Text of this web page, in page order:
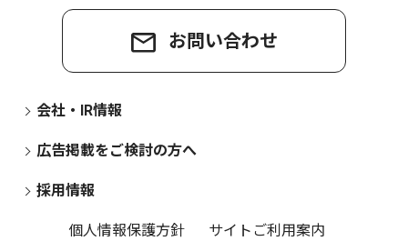
お問い合わせ
会社・IR情報
広告掲載をご検討の方へ
採用情報
個人情報保護方針
サイトご利用案内